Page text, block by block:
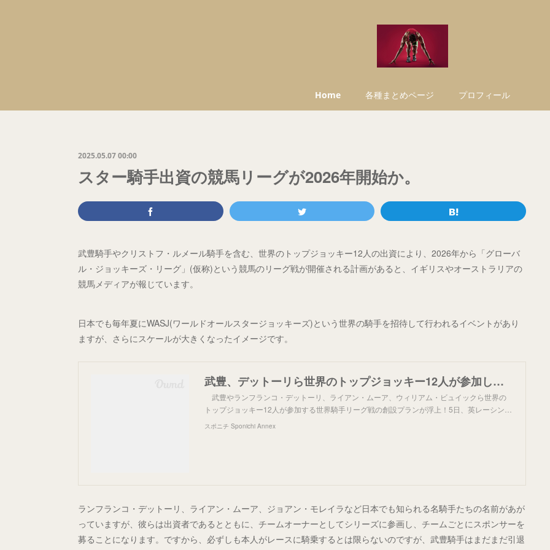
Home 各種まとめページ プロフィール
2025.05.07 00:00
スター騎手出資の競馬リーグが2026年開始か。
武豊騎手やクリストフ・ルメール騎手を含む、世界のトップジョッキー12人の出資により、2026年から「グローバ
ル・ジョッキーズ・リーグ」(仮称)という競馬のリーグ戦が開催される計画があると、イギリスやオーストラリアの
競馬メディアが報じています。
日本でも毎年夏にWASJ(ワールドオールスタージョッキーズ)という世界の騎手を招待して行われるイベントがあり
ますが、さらにスケールが大きくなったイメージです。
武豊、デットーリら世界のトップジョッキー12人が参加して世界リーグ戦創設へ 英専門紙が報じる - スポニチ Sponichi Annex ギャンブル
武豊やランフランコ・デットーリ、ライアン・ムーア、ウィリアム・ビュイックら世界の
トップジョッキー12人が参加する世界騎手リーグ戦の創設プランが浮上！5日、英レーシン…
スポニチ Sponichi Annex
ランフランコ・デットーリ、ライアン・ムーア、ジョアン・モレイラなど日本でも知られる名騎手たちの名前があが
っていますが、彼らは出資者であるとともに、チームオーナーとしてシリーズに参画し、チームごとにスポンサーを
募ることになります。ですから、必ずしも本人がレースに騎乗するとは限らないのですが、武豊騎手はまだまだ引退